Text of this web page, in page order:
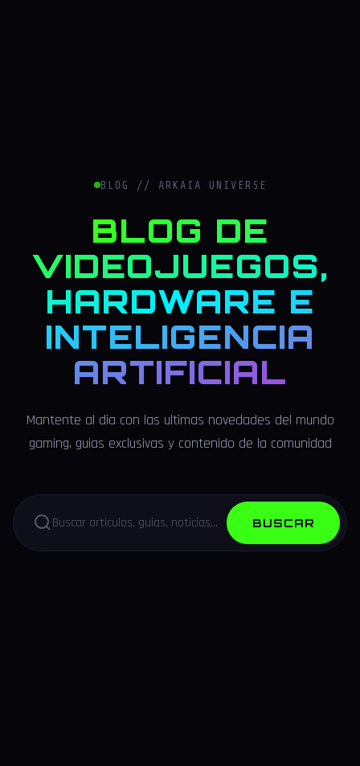
BLOG // ARKAIA UNIVERSE
BLOG DE
VIDEOJUEGOS,
HARDWARE E
INTELIGENCIA
ARTIFICIAL
Mantente al dia con las ultimas novedades del mundo
gaming, guias exclusivas y contenido de la comunidad
BUSCAR